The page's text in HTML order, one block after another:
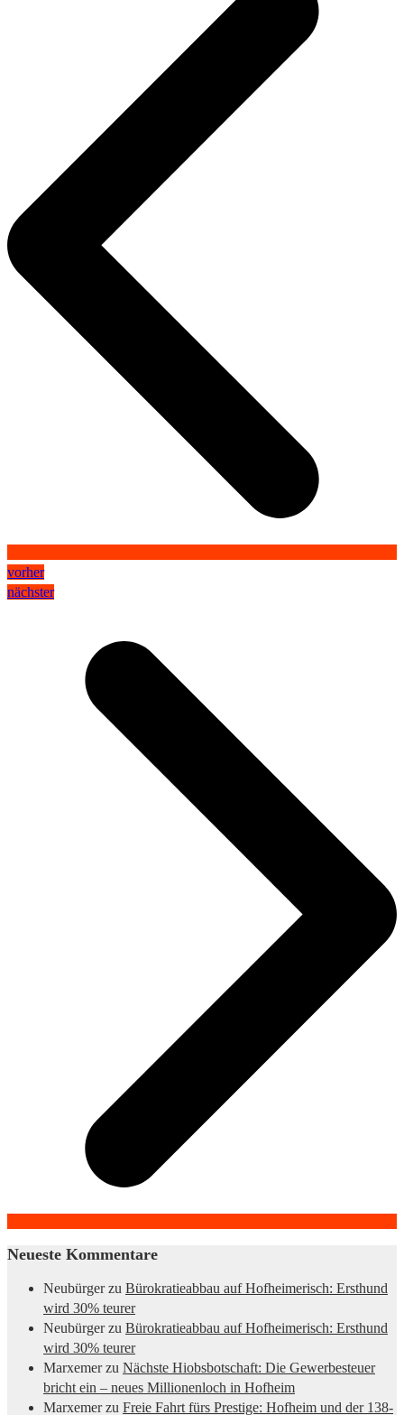
vorher
nächster
Neueste Kommentare
Neubürgerzu Bürokratieabbau auf Hofheimerisch: Ersthund
wird 30% teurer
Neubürgerzu Bürokratieabbau auf Hofheimerisch: Ersthund
wird 30% teurer
Marxemerzu Nächste Hiobsbotschaft: Die Gewerbesteuer
bricht ein – neues Millionenloch in Hofheim
Marxemerzu Freie Fahrt fürs Prestige: Hofheim und der 138-